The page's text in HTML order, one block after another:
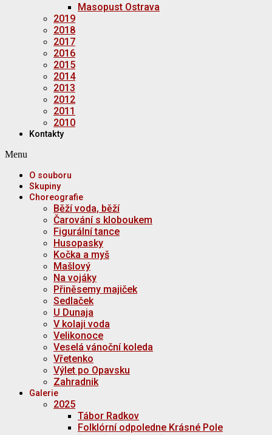
Masopust Ostrava
2019
2018
2017
2016
2015
2014
2013
2012
2011
2010
Kontakty
Menu
O souboru
Skupiny
Choreografie
Běží voda, běží
Čarování s kloboukem
Figurální tance
Husopasky
Kočka a myš
Mašlový
Na vojáky
Přiněsemy majiček
Sedlaček
U Dunaja
V kolaji voda
Velikonoce
Veselá vánoční koleda
Vřetenko
Výlet po Opavsku
Zahradnik
Galerie
2025
Tábor Radkov
Folklórní odpoledne Krásné Pole